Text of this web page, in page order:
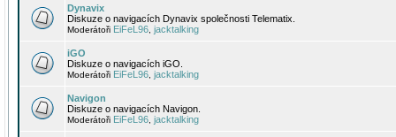
Dynavix
Diskuze o navigacích Dynavix společnosti Telematix.
Moderátoři EiFeL96 jacktalking
iGO
Diskuze o navigacích iGO.
Moderátoři EiFeL96 jacktalking
Navigon
Diskuze o navigacích Navigon.
Moderátoři EiFeL96 jacktalking